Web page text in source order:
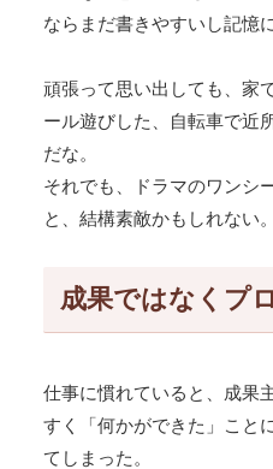
ならまだ書きやすいし記憶
頑張って思い出しても、家
ール遊びした、自転車で近
だな。
それでも、ドラマのワンシ
と、結構素敵かもしれない。
成果ではなくプ
仕事に慣れていると、成果
すく「何かができた」こと
てしまった。